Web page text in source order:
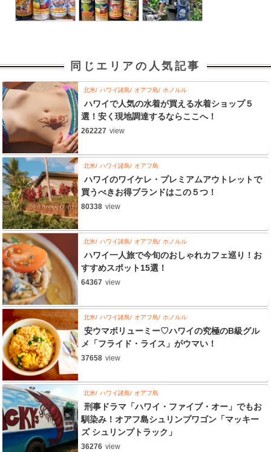
同じエリアの人気記事
北米 ハワイ諸島 オアフ島 ホノルル
ハワイで人気の水着が買える水着ショップ５
選！安く現地調達するならここへ！
262227 view
北米 ハワイ諸島 オアフ島
ハワイのワイケレ・プレミアムアウトレットで
買うべきお得ブランドはこの５つ！
80338 view
北米 ハワイ諸島 オアフ島 ホノルル
ハワイ一人旅で今旬のおしゃれカフェ巡り！お
すすめスポット15選！
64367 view
北米 ハワイ諸島 オアフ島 ホノルル
安ウマボリューミー♡ハワイの究極のB級グル
メ「フライド・ライス」がウマい！
37658 view
北米 ハワイ諸島 オアフ島
刑事ドラマ「ハワイ・ファイブ・オー」でもお
馴染み！オアフ島シュリンプワゴン「マッキー
ズ シュリンプトラック」
36276 view